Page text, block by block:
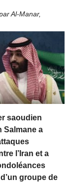
Al-Manar,
saoudien
Salmane a
l’Iran et a
groupe de